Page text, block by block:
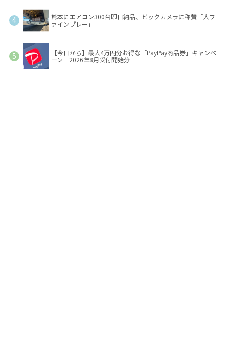
熊本にエアコン300台即日納品、ビックカメラに称賛「大フ
ァインプレー」
【今日から】最大4万円分お得な「PayPay商品券」キャンペ
ーン 2026年8月受付開始分